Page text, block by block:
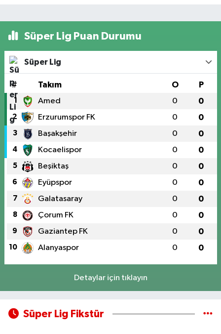
Süper Lig Puan Durumu
Süper Lig
# Takım O P
1 Amed 0 0
2 Erzurumspor FK 0 0
3 Başakşehir 0 0
4 Kocaelispor 0 0
5 Beşiktaş 0 0
6 Eyüpspor 0 0
7 Galatasaray 0 0
8 Çorum FK 0 0
9 Gaziantep FK 0 0
10 Alanyaspor 0 0
Detaylar için tıklayın
Süper Lig Fikstür